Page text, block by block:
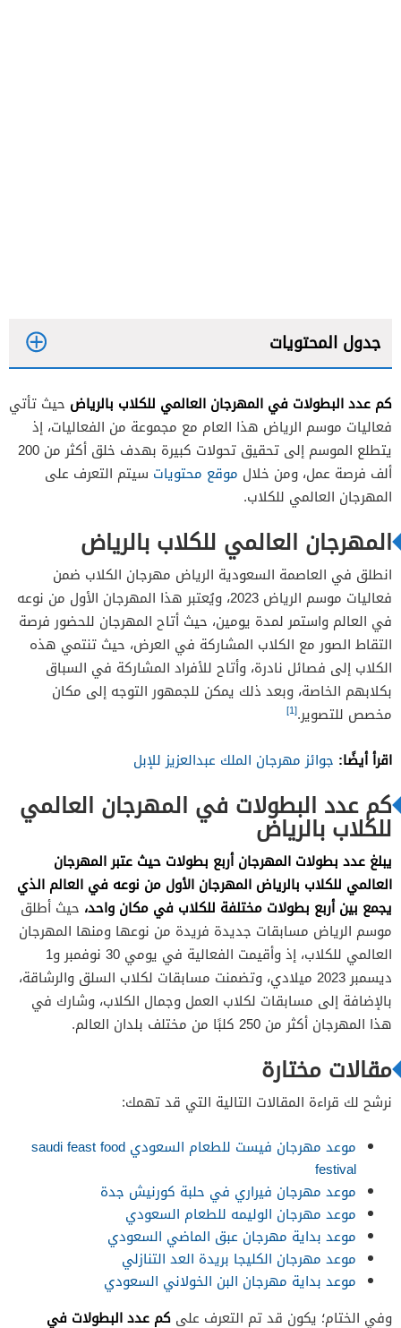
جدول المحتويات
كم عدد البطولات في المهرجان العالمي للكلاب بالرياض حيث تأتي
فعاليات موسم الرياض هذا العام مع مجموعة من الفعاليات، إذ
يتطلع الموسم إلى تحقيق تحولات كبيرة بهدف خلق أكثر من 200
ألف فرصة عمل، ومن خلال موقع محتويات سيتم التعرف على
المهرجان العالمي للكلاب.
المهرجان العالمي للكلاب بالرياض
انطلق في العاصمة السعودية الرياض مهرجان الكلاب ضمن
فعاليات موسم الرياض 2023، ويُعتبر هذا المهرجان الأول من نوعه
في العالم واستمر لمدة يومين، حيث أتاح المهرجان للحضور فرصة
التقاط الصور مع الكلاب المشاركة في العرض، حيث تنتمي هذه
الكلاب إلى فصائل نادرة، وأتاح للأفراد المشاركة في السباق
بكلابهم الخاصة، وبعد ذلك يمكن للجمهور التوجه إلى مكان
مخصص للتصوير.[1]
اقرأ أيضًا: جوائز مهرجان الملك عبدالعزيز للإبل
كم عدد البطولات في المهرجان العالمي
للكلاب بالرياض
يبلغ عدد بطولات المهرجان أربع بطولات حيث عتبر المهرجان
العالمي للكلاب بالرياض المهرجان الأول من نوعه في العالم الذي
يجمع بين أربع بطولات مختلفة للكلاب في مكان واحد، حيث أطلق
موسم الرياض مسابقات جديدة فريدة من نوعها ومنها المهرجان
العالمي للكلاب، إذ وأقيمت الفعالية في يومي 30 نوفمبر و1
ديسمبر 2023 ميلادي، وتضمنت مسابقات لكلاب السلق والرشاقة،
بالإضافة إلى مسابقات لكلاب العمل وجمال الكلاب، وشارك في
هذا المهرجان أكثر من 250 كلبًا من مختلف بلدان العالم.
مقالات مختارة
نرشح لك قراءة المقالات التالية التي قد تهمك:
موعد مهرجان فيست للطعام السعودي saudi feast food
festival
موعد مهرجان فيراري في حلبة كورنيش جدة
موعد مهرجان الوليمه للطعام السعودي
موعد بداية مهرجان عبق الماضي السعودي
موعد مهرجان الكليجا بريدة العد التنازلي
موعد بداية مهرجان البن الخولاني السعودي
وفي الختام؛ يكون قد تم التعرف على كم عدد البطولات في